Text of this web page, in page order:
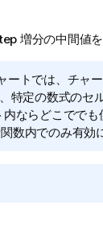
増分の中間値を
ートでは、チャ
特定の数式のセ
ならどこででも
数内でのみ有効